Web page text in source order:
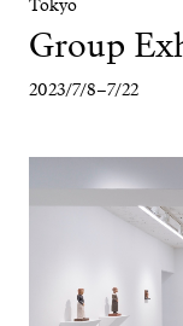
Tokyo
Group
2023/7/8–7/22